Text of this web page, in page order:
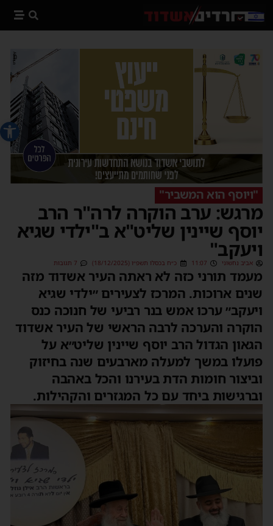
פתח
"ויוסף הוא המשביר"
מרגש: ערב הוקרה לרה"ר הרב
יוסף שיינין שליט"א ב"ילדי שגיא
ויעקב"
אביב נחשוני 11:07 כ״ח בכסלו תשפ״ו (18/12/2025) 7 תגובות
מעמד תורני כזה לא ראתה העיר אשדוד מזה
שנים ארוכות. המרכז לצעירים ״ילדי שגיא
ויעקב״ ערכו אמש בנר רביעי של חנוכה כנס
הוקרה והערכה לרבה הראשי של העיר אשדוד
הגאון הגדול הרב יוסף שיינין שליט״א על
פועלו במשך למעלה מארבעים שנה בחיזוק
וביצור חומות הדת בעירנו והכל באהבה
וברגישות ביחד עם כל המגזרים והקהילות.